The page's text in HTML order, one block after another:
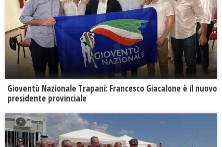
Gioventù Nazionale Trapani: Francesco Giacalone è il nuovo
presidente provinciale